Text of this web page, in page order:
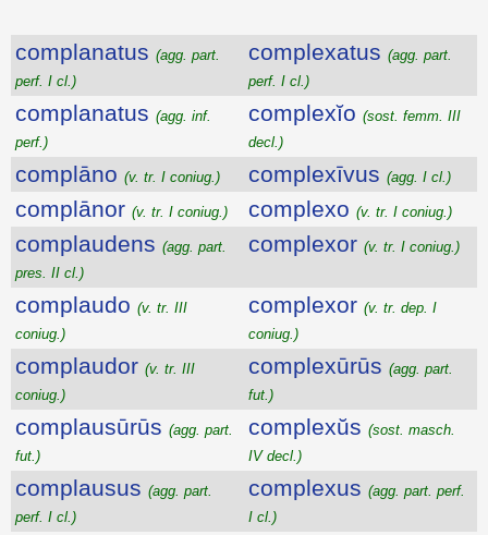
complanatus (agg. part.
perf. I cl.)
complexatus (agg. part.
perf. I cl.)
complanatus (agg. inf.
perf.)
complexĭo (sost. femm. III
decl.)
complāno (v. tr. I coniug.) complexīvus (agg. I cl.)
complānor (v. tr. I coniug.) complexo (v. tr. I coniug.)
complaudens (agg. part.
pres. II cl.)
complexor (v. tr. I coniug.)
complaudo (v. tr. III
coniug.)
complexor (v. tr. dep. I
coniug.)
complaudor (v. tr. III
coniug.)
complexūrūs (agg. part.
fut.)
complausūrūs (agg. part.
fut.)
complexŭs (sost. masch.
IV decl.)
complausus (agg. part.
perf. I cl.)
complexus (agg. part. perf.
I cl.)